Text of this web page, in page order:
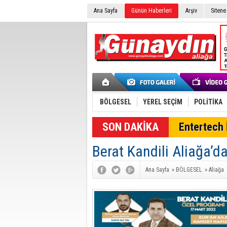
Ana Sayfa Günün Haberleri Arşiv
BÖLGESEL YEREL SEÇİM POLİTİKA
SON DAKİKA Entertech
Berat Kandili
Ana Sayfa » BÖLGESEL » Aliağa